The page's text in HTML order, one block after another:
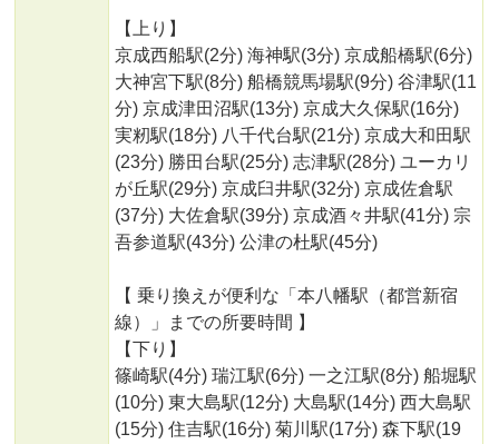
【上り】
京成西船駅(2分) 海神駅(3分) 京成船橋駅(6分)
大神宮下駅(8分) 船橋競馬場駅(9分) 谷津駅(11
分) 京成津田沼駅(13分) 京成大久保駅(16分)
実籾駅(18分) 八千代台駅(21分) 京成大和田駅
(23分) 勝田台駅(25分) 志津駅(28分) ユーカリ
が丘駅(29分) 京成臼井駅(32分) 京成佐倉駅
(37分) 大佐倉駅(39分) 京成酒々井駅(41分) 宗
吾参道駅(43分) 公津の杜駅(45分)
【 乗り換えが便利な「本八幡駅（都営新宿
線）」までの所要時間 】
【下り】
篠崎駅(4分) 瑞江駅(6分) 一之江駅(8分) 船堀駅
(10分) 東大島駅(12分) 大島駅(14分) 西大島駅
(15分) 住吉駅(16分) 菊川駅(17分) 森下駅(19